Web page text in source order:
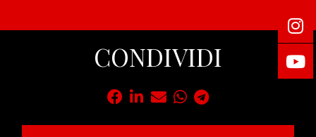
CONDIVIDI